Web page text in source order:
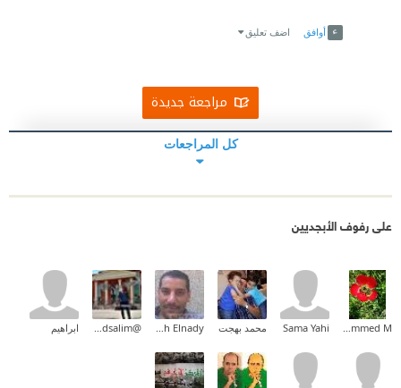
أوافق اضف تعليق
مراجعة جديدة
كل المراجعات
على رفوف الأبجديين
Sama Yahi محمد بهجت ابراهيم